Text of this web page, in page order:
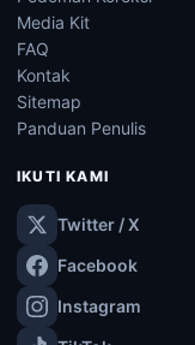
Media Kit
FAQ
Kontak
Sitemap
Panduan Penulis
IKUTI KAMI
Twitter / X
Facebook
Instagram